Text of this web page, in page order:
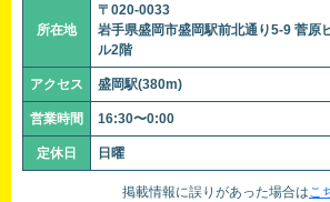
所在地
〒020-0033
岩手県盛岡市盛岡駅前北通り5-9 菅原
ル2階
アクセス 盛岡駅(380m)
営業時間 16:30〜0:00
定休日 日曜
掲載情報に誤りがあった場合はこ